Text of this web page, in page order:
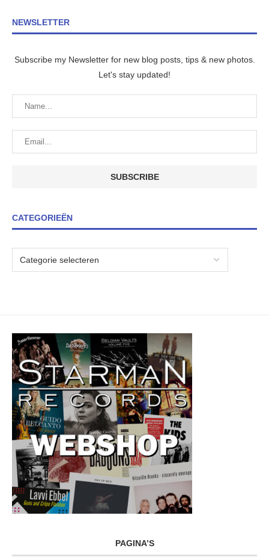
NEWSLETTER
Subscribe my Newsletter for new blog posts, tips & new photos.
Let's stay updated!
CATEGORIEËN
PAGINA’S